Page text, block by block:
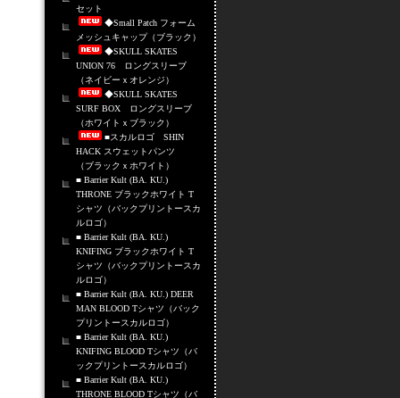
セット
◆Small Patch フォーム
メッシュキャップ（ブラック）
◆SKULL SKATES
UNION 76 ロングスリーブ
（ネイビーｘオレンジ）
◆SKULL SKATES
SURF BOX ロングスリーブ
（ホワイトｘブラック）
■スカルロゴ SHIN
HACK スウェットパンツ
（ブラックｘホワイト）
■ Barrier Kult (BA. KU.)
THRONE ブラックホワイト T
シャツ（バックプリントースカ
ルロゴ）
■ Barrier Kult (BA. KU.)
KNIFING ブラックホワイト T
シャツ（バックプリントースカ
ルロゴ）
■ Barrier Kult (BA. KU.) DEER
MAN BLOOD Tシャツ（バック
プリントースカルロゴ）
■ Barrier Kult (BA. KU.)
KNIFING BLOOD Tシャツ（バ
ックプリントースカルロゴ）
■ Barrier Kult (BA. KU.)
THRONE BLOOD Tシャツ（バ